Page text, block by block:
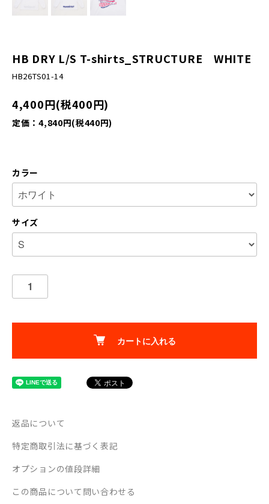
HB DRY L/S T-shirts_STRUCTURE WHITE
HB26TS01-14
4,400円(税400円)
定価：4,840円(税440円)
カラー
サイズ
カートに入れる
返品について
特定商取引法に基づく表記
オプションの値段詳細
この商品について問い合わせる